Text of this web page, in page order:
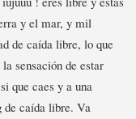
y el mar, y mil
de caída libre, lo que
sensación de estar
que caes y a una
de caída libre. Va